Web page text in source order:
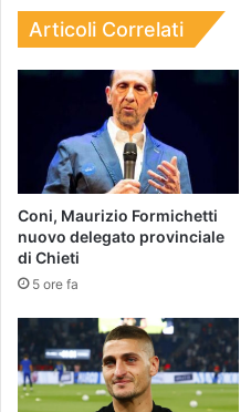
Articoli Correlati
Coni, Maurizio Formichetti
nuovo delegato provinciale
di Chieti
5 ore fa